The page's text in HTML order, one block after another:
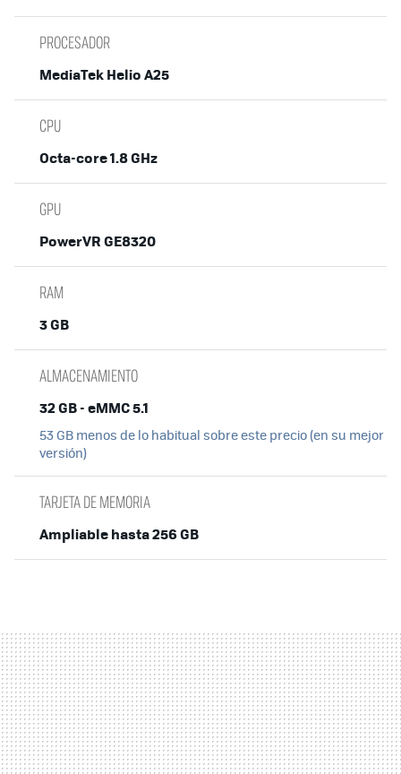
PROCESADOR
MediaTek Helio A25
CPU
Octa-core 1.8 GHz
GPU
PowerVR GE8320
RAM
3 GB
ALMACENAMIENTO
32 GB - eMMC 5.1
53 GB menos de lo habitual sobre este precio (en su mejor
versión)
TARJETA DE MEMORIA
Ampliable hasta 256 GB